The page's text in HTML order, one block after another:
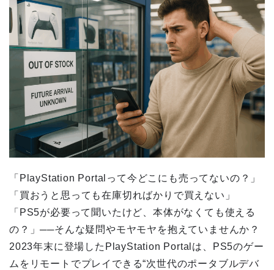
「PlayStation Portalって今どこにも売ってないの？」
「買おうと思っても在庫切ればかりで買えない」
「PS5が必要って聞いたけど、本体がなくても使える
の？」──そんな疑問やモヤモヤを抱えていませんか？
2023年末に登場したPlayStation Portalは、PS5のゲー
ムをリモートでプレイできる“次世代のポータブルデバ